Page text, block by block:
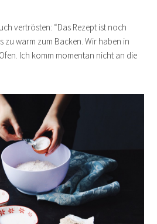
vertrösten: “Das Rezept ist noch
zu warm zum Backen. Wir haben in
Ich komm momentan nicht an die